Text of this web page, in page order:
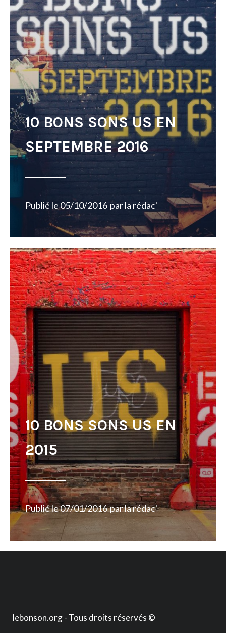
10 BONS SONS US EN
SEPTEMBRE 2016
Publié le05/10/2016 parla rédac'
10 BONS SONS US EN
2015
Publié le07/01/2016 parla rédac'
lebonson.org - Tous droits réservés ©